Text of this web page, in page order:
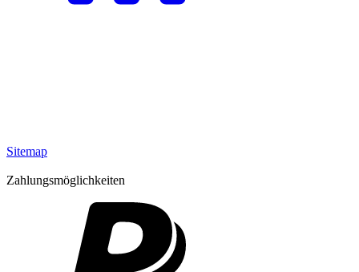
Sitemap
Zahlungsmöglichkeiten